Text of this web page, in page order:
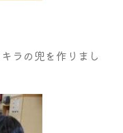
ラの兜を作りまし